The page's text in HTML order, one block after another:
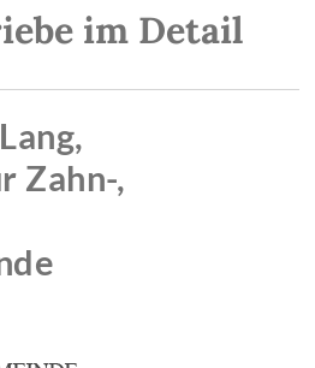
im Detail
Zahn-,